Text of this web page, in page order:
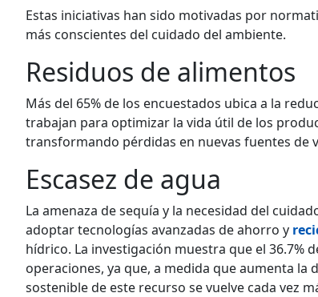
Estas iniciativas han sido motivadas por
más conscientes del cuidado del ambiente.
Residuos de alimentos
Más del 65% de los encuestados ubica a la
trabajan para optimizar la vida útil de los
transformando pérdidas en nuevas fuentes de
Escasez de agua
La amenaza de sequía y la necesidad del
adoptar tecnologías avanzadas de ahorro y
hídrico. La investigación muestra que el 36.7%
operaciones, ya que, a medida que aumenta
sostenible de este recurso se vuelve cada vez